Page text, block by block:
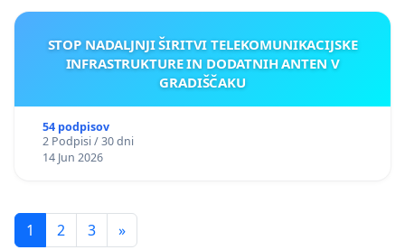
STOP NADALJNJI ŠIRITVI TELEKOMUNIKACIJSKE
INFRASTRUKTURE IN DODATNIH ANTEN V
GRADIŠČAKU
54 podpisov
2 Podpisi / 30 dni
14 Jun 2026
1 2 3 »